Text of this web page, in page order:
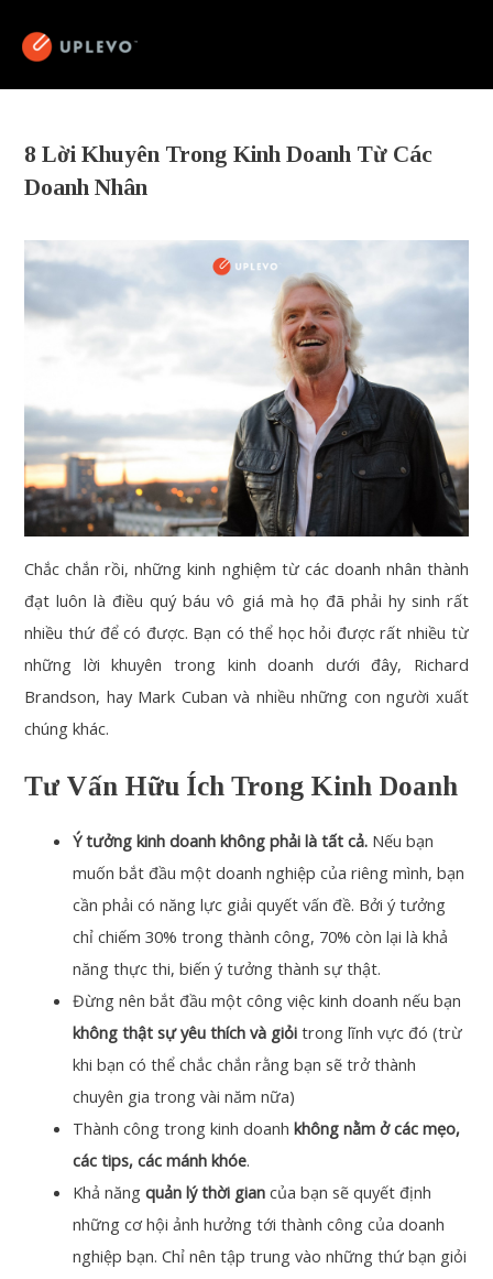
8 Lời Khuyên Trong Kinh Doanh Từ Các
Doanh Nhân
Chắc chắn rồi, những kinh nghiệm từ các doanh nhân thành
đạt luôn là điều quý báu vô giá mà họ đã phải hy sinh rất
nhiều thứ để có được. Bạn có thể học hỏi được rất nhiều từ
những lời khuyên trong kinh doanh dưới đây, Richard
Brandson, hay Mark Cuban và nhiều những con người xuất
chúng khác.
Tư Vấn Hữu Ích Trong Kinh Doanh
Ý tưởng kinh doanh không phải là tất cả. Nếu bạn
muốn bắt đầu một doanh nghiệp của riêng mình, bạn
cần phải có năng lực giải quyết vấn đề. Bởi ý tưởng
chỉ chiếm 30% trong thành công, 70% còn lại là khả
năng thực thi, biến ý tưởng thành sự thật.
Đừng nên bắt đầu một công việc kinh doanh nếu bạn
không thật sự yêu thích và giỏi trong lĩnh vực đó (trừ
khi bạn có thể chắc chắn rằng bạn sẽ trở thành
chuyên gia trong vài năm nữa)
Thành công trong kinh doanhkhông nằm ở các mẹo,
các tips, các mánh khóe.
Khả năngquản lý thời gian của bạn sẽ quyết định
những cơ hội ảnh hưởng tới thành công của doanh
nghiệp bạn. Chỉ nên tập trung vào những thứ bạn giỏi